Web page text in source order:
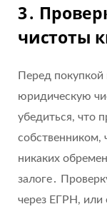
3․
чистоты
Перед
юридическую
убедиться, что
собственником,
никаких
залоге․
через ЕГРН, или